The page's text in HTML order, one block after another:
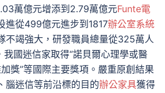
萬億元增添到2.79萬億元Funte電
進從499億元進步到1817辦公室系統
不竭強大，研發職員總量從325萬人
國迷信家取得“諾貝爾心理學或醫
加獎”等國際主要獎項。嚴重原創結果
腦迷信等前沿標的目的辦公家具獲得